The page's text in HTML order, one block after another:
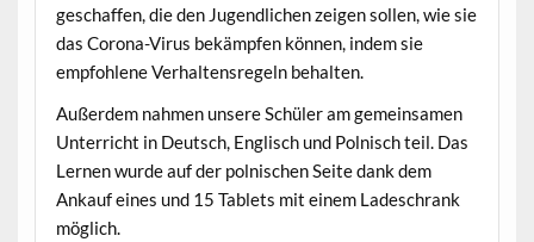
geschaffen, die den Jugendlichen zeigen sollen, wie sie
das Corona-Virus bekämpfen können, indem sie
empfohlene Verhaltensregeln behalten.
Außerdem nahmen unsere Schüler am gemeinsamen
Unterricht in Deutsch, Englisch und Polnisch teil. Das
Lernen wurde auf der polnischen Seite dank dem
Ankauf eines und 15 Tablets mit einem Ladeschrank
möglich.